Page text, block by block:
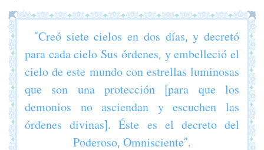
“Creó siete cielos en dos días, y decretó
para cada cielo Sus órdenes, y embelleció el
cielo de este mundo con estrellas luminosas
que son una protección [para que los
demonios no asciendan y escuchen las
órdenes divinas]. Éste es el decreto del
Poderoso, Omnisciente”.